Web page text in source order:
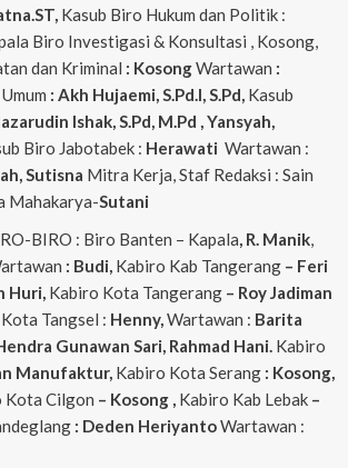
Kasub Biro Hukum dan Politik :
Biro Investigasi & Konsultasi , Kosong,
dan Kriminal : KosongWartawan :
: Akh Hujaemi, S.Pd.I, S.Pd, Kasub
Ishak, S.Pd, M.Pd , Yansyah,
Biro Jabotabek : Herawati Wartawan :
Sutisna Mitra Kerja, Staf Redaksi : Sain
Mahakarya-Sutani
BIRO : Biro Banten – Kapala, R. Manik,
: Budi, Kabiro Kab Tangerang– Feri
Huri, Kabiro Kota Tangerang– Roy Jadiman
Tangsel : Henny,Wartawan : Barita
Gunawan Sari, Rahmad Hani. Kabiro
Manufaktur, Kabiro Kota Serang : Kosong,
Kota Cilgon – Kosong , Kabiro Kab Lebak–
: Deden HeriyantoWartawan :